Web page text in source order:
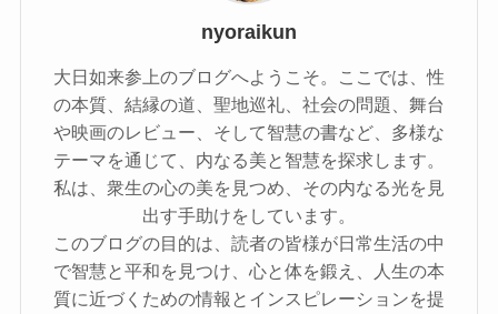
nyoraikun
大日如来参上のブログへようこそ。ここでは、性
の本質、結縁の道、聖地巡礼、社会の問題、舞台
や映画のレビュー、そして智慧の書など、多様な
テーマを通じて、内なる美と智慧を探求します。
私は、衆生の心の美を見つめ、その内なる光を見
出す手助けをしています。
このブログの目的は、読者の皆様が日常生活の中
で智慧と平和を見つけ、心と体を鍛え、人生の本
質に近づくための情報とインスピレーションを提